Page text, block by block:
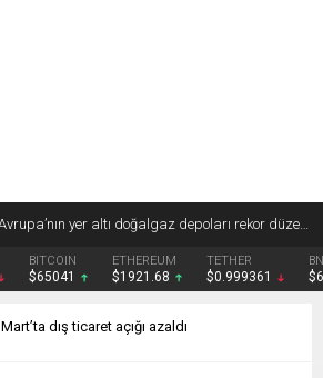
Gazprom: Avrupa’nın yer altı doğalgaz depoları rekor düzeyde düşük
BITCOIN
$65041
ETHEREUM
$1921.68
TETHER
$0.999361
Mart’ta dış ticaret açığı azaldı